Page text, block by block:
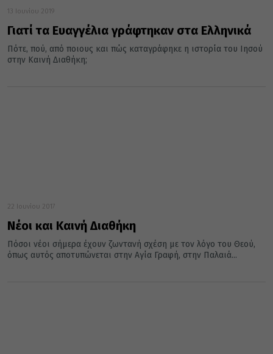
13 Ιουνίου 2019
Γιατί τα Ευαγγέλια γράφτηκαν στα Ελληνικά
Πότε, πού, από ποιους και πώς καταγράφηκε η ιστορία του Ιησού
στην Καινή Διαθήκη;
22 Ιουνίου 2017
Νέοι και Καινή Διαθήκη
Πόσοι νέοι σήμερα έχουν ζωντανή σχέση με τον λόγο του Θεού,
όπως αυτός αποτυπώνεται στην Αγία Γραφή, στην Παλαιά...